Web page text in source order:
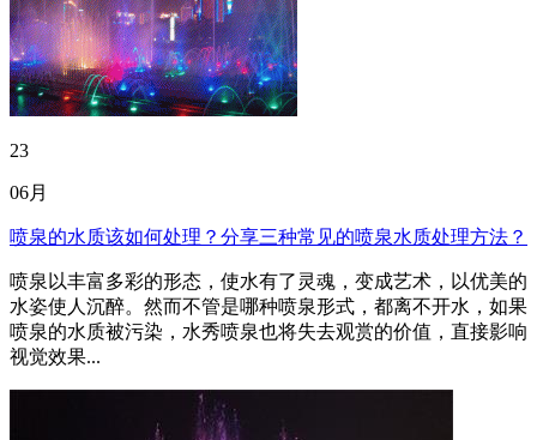
23
06月
喷泉的水质该如何处理？分享三种常见的喷泉水质处理方法？
喷泉以丰富多彩的形态，使水有了灵魂，变成艺术，以优美的
水姿使人沉醉。然而不管是哪种喷泉形式，都离不开水，如果
喷泉的水质被污染，水秀喷泉也将失去观赏的价值，直接影响
视觉效果...